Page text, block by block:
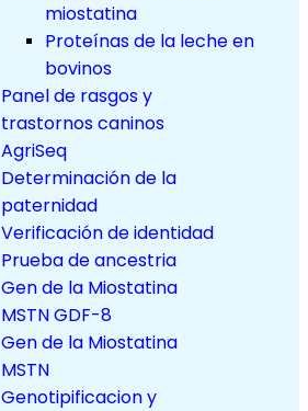
miostatina
Proteínas de la leche en
bovinos
Panel de rasgos y
trastornos caninos
AgriSeq
Determinación de la
paternidad
Verificación de identidad
Prueba de ancestria
Gen de la Miostatina
MSTN GDF-8
Gen de la Miostatina
MSTN
Genotipificacion y